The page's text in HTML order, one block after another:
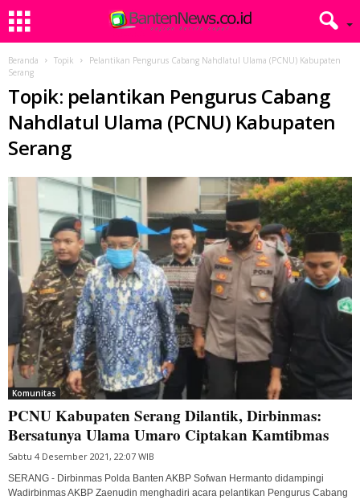
Beranda Topik
Pelantikan Pengurus Cabang Nahdlatul Ulama (PCNU) Kabupaten
Serang
Topik: pelantikan Pengurus Cabang
Nahdlatul Ulama (PCNU) Kabupaten
Serang
Komunitas
PCNU Kabupaten Serang Dilantik, Dirbinmas:
Bersatunya Ulama Umaro Ciptakan Kamtibmas
Sabtu 4 Desember 2021, 22:07 WIB
SERANG - Dirbinmas Polda Banten AKBP Sofwan Hermanto didampingi
Wadirbinmas AKBP Zaenudin menghadiri acara pelantikan Pengurus Cabang